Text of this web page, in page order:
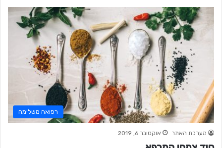
רפואה משלימה
מערכת האתר אוקטובר 6, 2019